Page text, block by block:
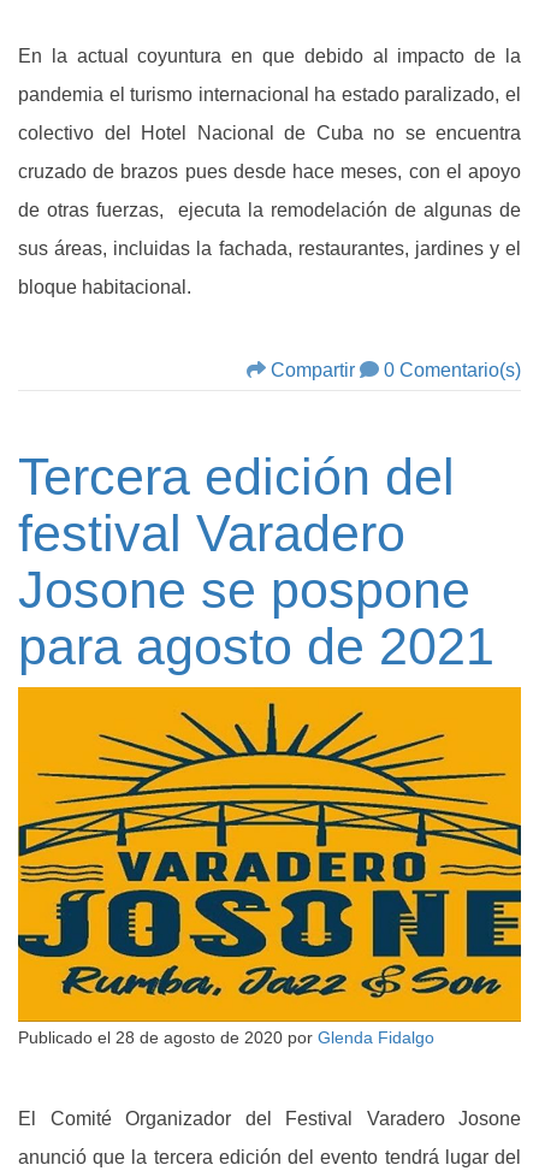
En la actual coyuntura en que debido al impacto de la
pandemia el turismo internacional ha estado paralizado, el
colectivo del Hotel Nacional de Cuba no se encuentra
cruzado de brazos pues desde hace meses, con el apoyo
de otras fuerzas, ejecuta la remodelación de algunas de
sus áreas, incluidas la fachada, restaurantes, jardines y el
bloque habitacional.
Compartir 0 Comentario(s)
Tercera edición del
festival Varadero
Josone se pospone
para agosto de 2021
Publicado el 28 de agosto de 2020 por Glenda Fidalgo
El Comité Organizador del Festival Varadero Josone
anunció que la tercera edición del evento tendrá lugar del